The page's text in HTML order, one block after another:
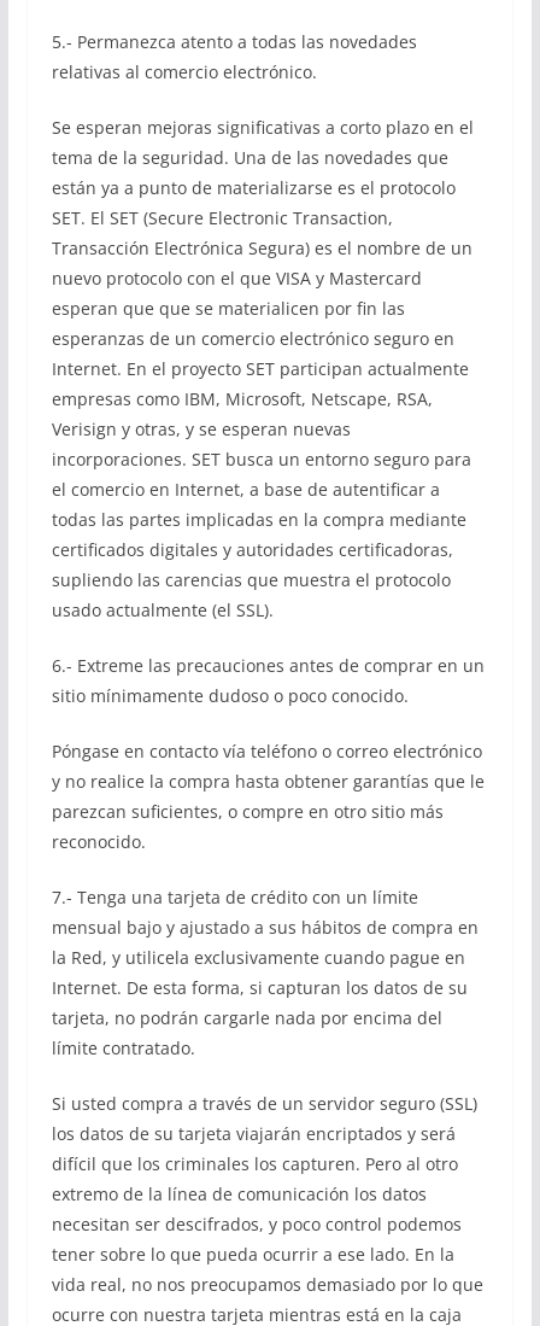
5.- Permanezca atento a todas las novedades
relativas al comercio electrónico.
Se esperan mejoras significativas a corto plazo en el
tema de la seguridad. Una de las novedades que
están ya a punto de materializarse es el protocolo
SET. El SET (Secure Electronic Transaction,
Transacción Electrónica Segura) es el nombre de un
nuevo protocolo con el que VISA y Mastercard
esperan que que se materialicen por fin las
esperanzas de un comercio electrónico seguro en
Internet. En el proyecto SET participan actualmente
empresas como IBM, Microsoft, Netscape, RSA,
Verisign y otras, y se esperan nuevas
incorporaciones. SET busca un entorno seguro para
el comercio en Internet, a base de autentificar a
todas las partes implicadas en la compra mediante
certificados digitales y autoridades certificadoras,
supliendo las carencias que muestra el protocolo
usado actualmente (el SSL).
6.- Extreme las precauciones antes de comprar en un
sitio mínimamente dudoso o poco conocido.
Póngase en contacto vía teléfono o correo electrónico
y no realice la compra hasta obtener garantías que le
parezcan suficientes, o compre en otro sitio más
reconocido.
7.- Tenga una tarjeta de crédito con un límite
mensual bajo y ajustado a sus hábitos de compra en
la Red, y utilicela exclusivamente cuando pague en
Internet. De esta forma, si capturan los datos de su
tarjeta, no podrán cargarle nada por encima del
límite contratado.
Si usted compra a través de un servidor seguro (SSL)
los datos de su tarjeta viajarán encriptados y será
difícil que los criminales los capturen. Pero al otro
extremo de la línea de comunicación los datos
necesitan ser descifrados, y poco control podemos
tener sobre lo que pueda ocurrir a ese lado. En la
vida real, no nos preocupamos demasiado por lo que
ocurre con nuestra tarjeta mientras está en la caja